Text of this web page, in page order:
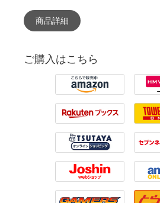
商品詳細
ご購入はこちら
Amazon
Rakuten
Tsutaya
Joshin